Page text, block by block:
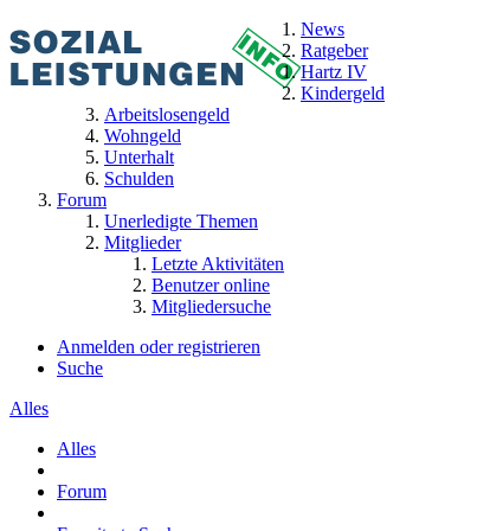
News
Ratgeber
Hartz IV
Kindergeld
Arbeitslosengeld
Wohngeld
Unterhalt
Schulden
Forum
Unerledigte Themen
Mitglieder
Letzte Aktivitäten
Benutzer online
Mitgliedersuche
Anmelden oder registrieren
Suche
Alles
Alles
Forum